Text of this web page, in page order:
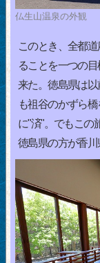
仏生山温泉の外観
このとき、全都
ることを一つの
来た。徳島県は
も祖谷のかずら
に"済"。でもこの
徳島県の方が香川